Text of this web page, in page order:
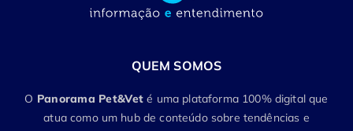
QUEM SOMOS
O Panorama Pet&Vet é uma plataforma 100% digital que
atua como um hub de conteúdo sobre tendências e